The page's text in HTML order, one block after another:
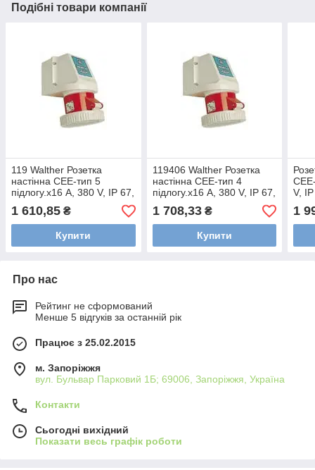
Подібні товари компанії
119 Walther Розетка
настінна СЕЕ-тип 5
підлогу.х16 А, 380 V, IP 67,
внутрішнє кріплення, 2
введення (згори, знизу)
wl119
1 610,85 ₴
Купити
119406 Walther Розетка
настінна СЕЕ-тип 4
підлогу.х16 А, 380 V, IP 67,
внутрішнє кріплення, 2
введення (згори, знизу)
wl119406
1 708,33₴
Купити
V,
1
Про нас
Рейтинг не сформований
Менше 5 відгуків за останній рік
Працює з 25.02.2015
м. Запоріжжя
вул. Бульвар Парковий 1Б; 69006, Запоріжжя, Україна
Контакти
Сьогодні вихідний
Показати весь графік роботи